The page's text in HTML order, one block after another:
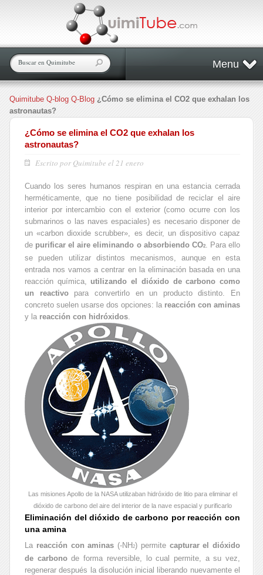
Menu
Quimitube Q-blog Q-Blog ¿Cómo se elimina el CO2 que exhalan los
astronautas?
¿Cómo se elimina el CO2 que exhalan los
astronautas?
Escrito por Quimitube el 21 enero
Cuando los seres humanos respiran en una estancia cerrada
herméticamente, que no tiene posibilidad de reciclar el aire
interior por intercambio con el exterior (como ocurre con los
submarinos o las naves espaciales) es necesario disponer de
un «carbon dioxide scrubber», es decir, un dispositivo capaz
de purificar el aire eliminando o absorbiendo CO2. Para ello
se pueden utilizar distintos mecanismos, aunque en esta
entrada nos vamos a centrar en la eliminación basada en una
reacción química, utilizando el dióxido de carbono como
un reactivopara convertirlo en un producto distinto. En
concreto suelen usarse dos opciones: la reacción con aminas
y la reacción con hidróxidos.
Las misiones Apollo de la NASA utilizaban hidróxido de litio para eliminar el
dióxido de carbono del aire del interior de la nave espacial y purificarlo
Eliminación del dióxido de carbono por reacción con
una amina
La reacción con aminas (-NH 2) permite capturar el dióxido
de carbonode forma reversible, lo cual permite, a su vez,
regenerar después la disolución inicial liberando nuevamente el